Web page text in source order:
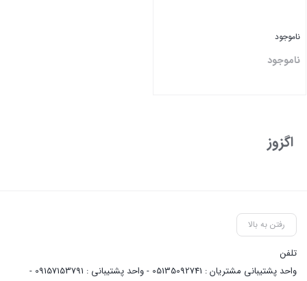
ناموجود
ناموجود
اگزوز
رفتن به بالا
تلفن
واحد پشتیبانی مشتریان : 05135092741 - واحد پشتیبانی : 09157153791 -